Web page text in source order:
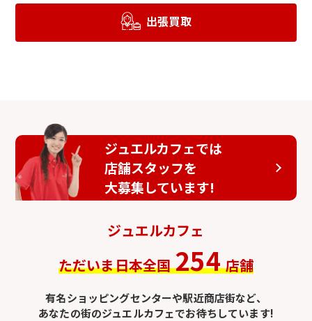
出張買取
ジュエルカフェでは
店舗スタッフを
大募集しています!
ジュエルカフェ
ただいま日本全国 254 店舗
有名ショッピングセンターや駅近商店街など、
あなたの街のジュエルカフェでお待ちしています!